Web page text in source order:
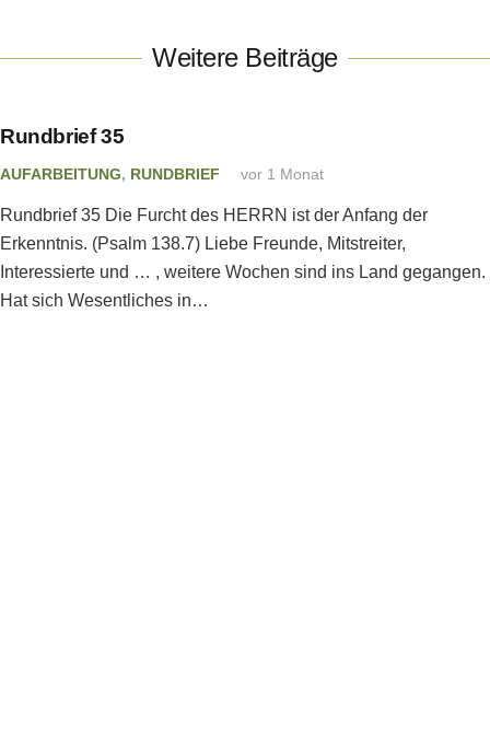
Weitere Beiträge
Rundbrief 35
AUFARBEITUNG, RUNDBRIEF vor 1 Monat
Rundbrief 35 Die Furcht des HERRN ist der Anfang der
Erkenntnis. (Psalm 138.7) Liebe Freunde, Mitstreiter,
Interessierte und … , weitere Wochen sind ins Land gegangen.
Hat sich Wesentliches in…